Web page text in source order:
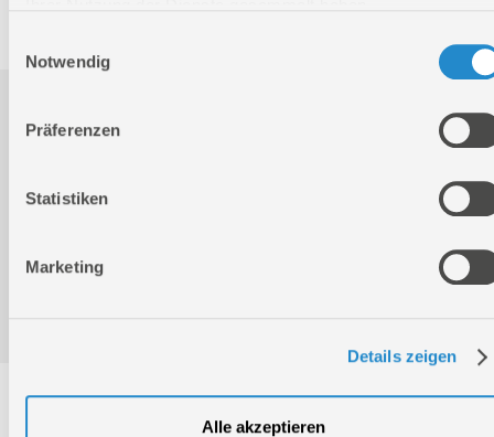
Notwendig
Präferenzen
Statistiken
Marketing
Details zeigen
Alle akzeptieren
Produktinformation
Bedienungsanleitung / Warn-und Sicherheitshinweise
Service